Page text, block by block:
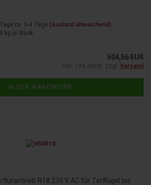
ca. 3-4 Tage (Ausland abweichend)
kg je Stück
504,56 EUR
inkl. 19% MwSt. zzgl. Versand
IN DEN WARENKORB
R18 230 V AC für Torflügel bis